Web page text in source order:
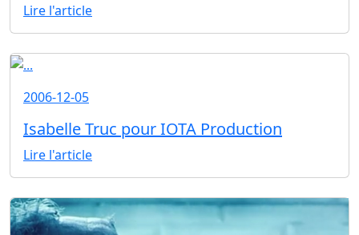
Lire l'article
2006-12-05
Isabelle Truc pour IOTA Production
Lire l'article